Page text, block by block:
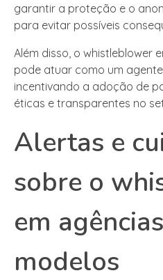
garantir a proteção e o
para evitar possíveis
Além disso, o whistleblower
pode atuar como um
incentivando a adoção de
éticas e transparentes no
Alertas e
sobre o
em
modelos